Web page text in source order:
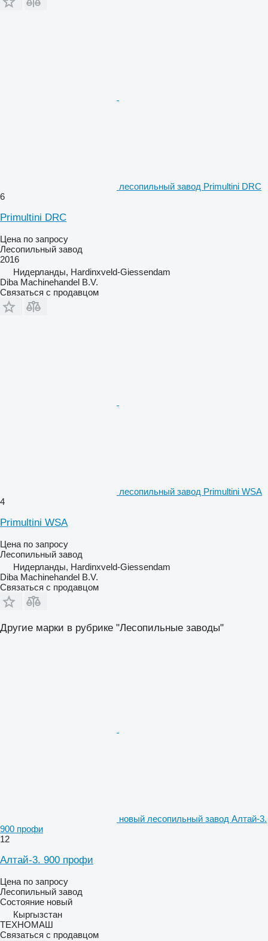
лесопильный завод Primultini DRC
6
Primultini DRC
Цена по запросу
Лесопильный завод
2016
Нидерланды, Hardinxveld-Giessendam
Diba Machinehandel B.V.
Связаться с продавцом
лесопильный завод Primultini WSA
4
Primultini WSA
Цена по запросу
Лесопильный завод
Нидерланды, Hardinxveld-Giessendam
Diba Machinehandel B.V.
Связаться с продавцом
Другие марки в рубрике "Лесопильные заводы"
новый лесопильный завод Алтай-3.
900 профи
12
Алтай-3. 900 профи
Цена по запросу
Лесопильный завод
Состояние новый
Кыргызстан
ТЕХНОМАШ
Связаться с продавцом